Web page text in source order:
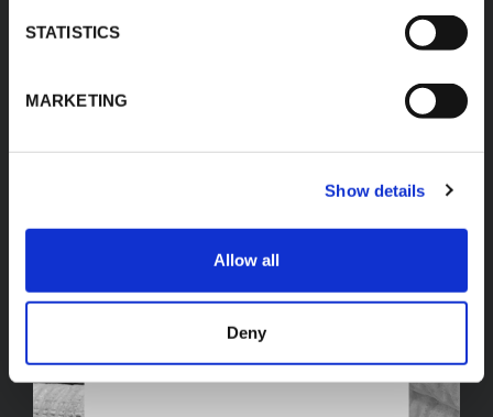
STATISTICS
MARKETING
Show details
Allow all
Deny
VOIR TOUT